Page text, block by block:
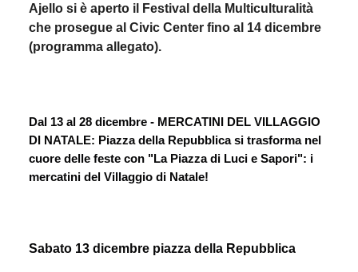
Ajello si è aperto il Festival della Multiculturalità
che prosegue al Civic Center fino al 14 dicembre
(programma allegato).
Dal 13 al 28 dicembre - MERCATINI DEL VILLAGGIO
DI NATALE: Piazza della Repubblica si trasforma nel
cuore delle feste con "La Piazza di Luci e Sapori": i
mercatini del Villaggio di Natale!
Sabato 13 dicembre piazza della Repubblica